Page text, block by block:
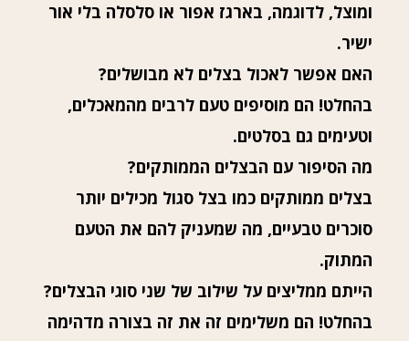
ומוצל, לדוגמה, בארגז אפור או סלסלה בלי אור
ישיר.
האם אפשר לאכול בצלים לא מבושלים?
בהחלט! הם מוסיפים טעם לרבים מהמאכלים,
וטעימים גם בסלטים.
מה הסיפור עם הבצלים הממותקים?
בצלים ממותקים כמו בצל סגול מכילים יותר
סוכרים טבעיים, מה שמעניק להם את הטעם
המתוק.
הייתם ממליצים על שילוב של שני סוגי הבצלים?
בהחלט! הם משלימים זה את זה בצורה מדהימה